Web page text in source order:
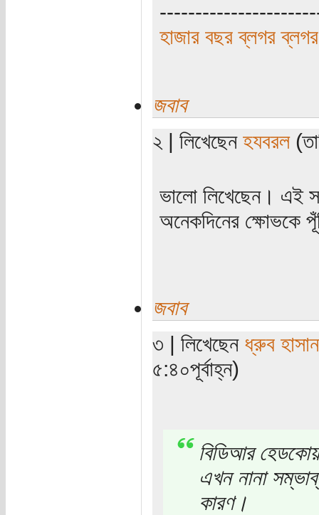
হাজার বছর ব্লগর ব্লগর
জবাব
২ | লিখেছেন হযবরল
ভালো লিখেছেন। এই
অনেকদিনের ক্ষোভকে
জবাব
৩ | লিখেছেন ধ্রুব হাসান
৫:৪০পূর্বাহ্ন)
বিডিআর
এখন নানা
কারণ।